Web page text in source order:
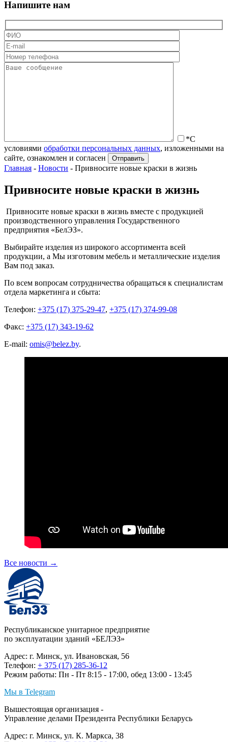
Напишите нам
*С
условиями обработки персональных данных, изложенными на
сайте, ознакомлен и согласен
Главная - Новости - Привносите новые краски в жизнь
Привносите новые краски в жизнь
Привносите новые краски в жизнь вместе с продукцией
производственного управления Государственного
предприятия «БелЭЗ».
Выбирайте изделия из широкого ассортимента всей
продукции, а Мы изготовим мебель и металлические изделия
Вам под заказ.
По всем вопросам сотрудничества обращаться к специалистам
отдела маркетинга и сбыта:
Телефон: +375 (17) 375-29-47, +375 (17) 374-99-08
Факс: +375 (17) 343-19-62
E-mail: omis@belez.by.
Все новости →
Республиканское унитарное предприятие
по эксплуатации зданий «БЕЛЭЗ»
Адрес: г. Минск, ул. Ивановская, 56
Телефон: + 375 (17) 285-36-12
Режим работы: Пн - Пт 8:15 - 17:00, обед 13:00 - 13:45
Мы в Telegram
Вышестоящая организация -
Управление делами Президента Республики Беларусь
Адрес: г. Минск, ул. К. Маркса, 38